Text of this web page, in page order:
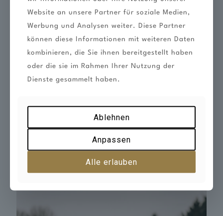
Dezember 9, 2025
UNSER NEUER
ONLINESHOP IST
LIVE!
Website an unsere Partner für soziale Medien,
Werbung und Analysen weiter. Diese Partner
können diese Informationen mit weiteren Daten
kombinieren, die Sie ihnen bereitgestellt haben
oder die sie im Rahmen Ihrer Nutzung der
Dienste gesammelt haben.
Ablehnen
Anpassen
Alle erlauben